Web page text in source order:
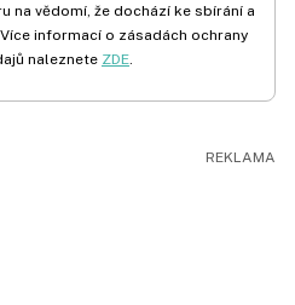
na vědomí, že dochází ke sbírání a
informací o zásadách ochrany
naleznete ZDE